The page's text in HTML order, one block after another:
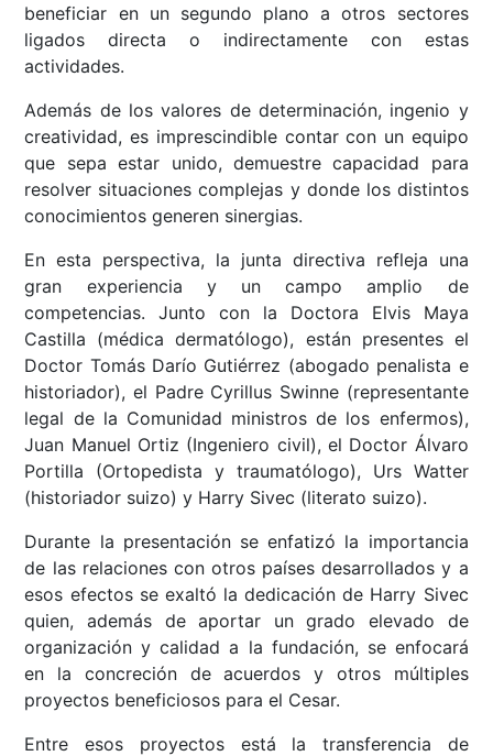
beneficiar en un segundo plano a otros sectores
ligados directa o indirectamente con estas
actividades.
Además de los valores de determinación, ingenio y
creatividad, es imprescindible contar con un equipo
que sepa estar unido, demuestre capacidad para
resolver situaciones complejas y donde los distintos
conocimientos generen sinergias.
En esta perspectiva, la junta directiva refleja una
gran experiencia y un campo amplio de
competencias. Junto con la Doctora Elvis Maya
Castilla (médica dermatólogo), están presentes el
Doctor Tomás Darío Gutiérrez (abogado penalista e
historiador), el Padre Cyrillus Swinne (representante
legal de la Comunidad ministros de los enfermos),
Juan Manuel Ortiz (Ingeniero civil), el Doctor Álvaro
Portilla (Ortopedista y traumatólogo), Urs Watter
(historiador suizo) y Harry Sivec (literato suizo).
Durante la presentación se enfatizó la importancia
de las relaciones con otros países desarrollados y a
esos efectos se exaltó la dedicación de Harry Sivec
quien, además de aportar un grado elevado de
organización y calidad a la fundación, se enfocará
en la concreción de acuerdos y otros múltiples
proyectos beneficiosos para el Cesar.
Entre esos proyectos está la transferencia de